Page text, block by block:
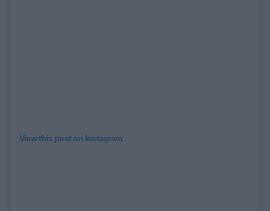
View this post on Instagram